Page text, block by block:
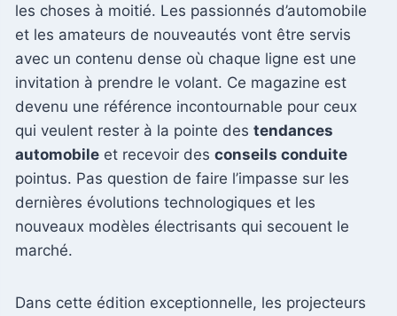
les choses à moitié. Les passionnés d’automobile
et les amateurs de nouveautés vont être servis
avec un contenu dense où chaque ligne est une
invitation à prendre le volant. Ce magazine est
devenu une référence incontournable pour ceux
qui veulent rester à la pointe des tendances
automobile et recevoir des conseils conduite
pointus. Pas question de faire l’impasse sur les
dernières évolutions technologiques et les
nouveaux modèles électrisants qui secouent le
marché.
Dans cette édition exceptionnelle, les projecteurs